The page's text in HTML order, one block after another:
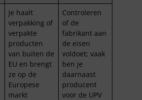
Je haalt
verpakking of
verpakte
producten
van buiten de
EU en brengt
ze op de
Europese
markt
Controleren
of de
fabrikant aan
de eisen
voldoet; vaak
ben je
daarnaast
producent
voor de UPV